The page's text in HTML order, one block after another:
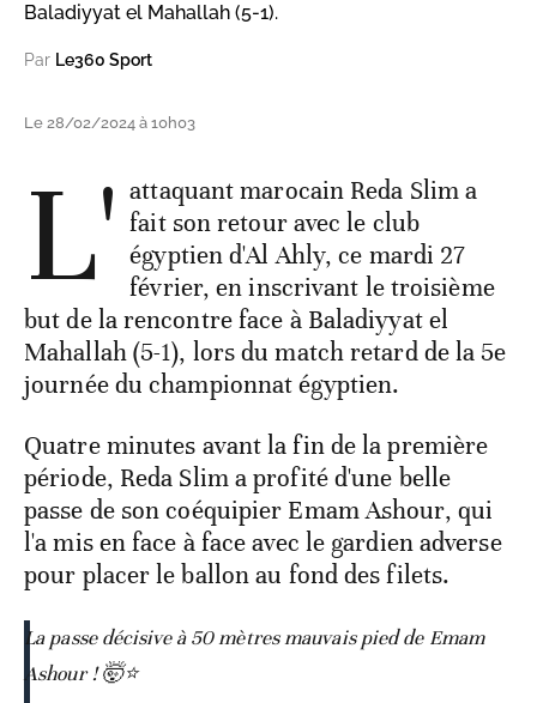
Baladiyyat el Mahallah (5-1).
Par Le360 Sport
Le 28/02/2024 à 10h03
L' attaquant marocain Reda Slim a
fait son retour avec le club
égyptien d'Al Ahly, ce mardi 27
février, en inscrivant le troisième
but de la rencontre face à Baladiyyat el
Mahallah (5-1), lors du match retard de la 5e
journée du championnat égyptien.
Quatre minutes avant la fin de la première
période, Reda Slim a profité d'une belle
passe de son coéquipier Emam Ashour, qui
l'a mis en face à face avec le gardien adverse
pour placer le ballon au fond des filets.
La passe décisive à 50 mètres mauvais pied de Emam
Ashour ! 🤯⭐️